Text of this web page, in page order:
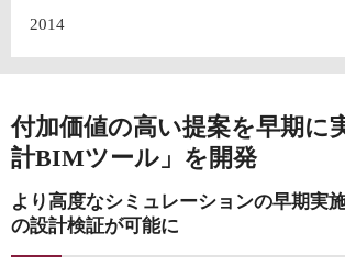
2014
付加価値の高い提案を早期に
計BIMツール」を開発
より高度なシミュレーションの早期実
の設計検証が可能に